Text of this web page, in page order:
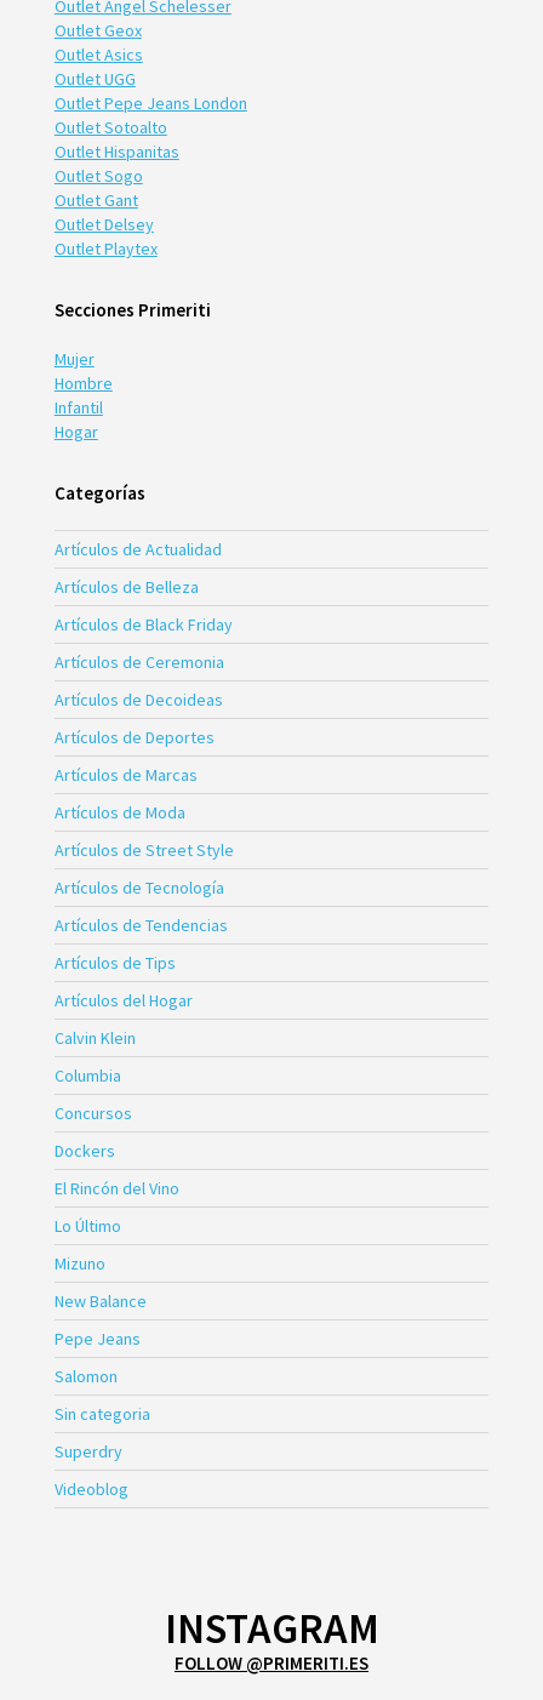
Outlet Angel Schelesser
Outlet Geox
Outlet Asics
Outlet UGG
Outlet Pepe Jeans London
Outlet Sotoalto
Outlet Hispanitas
Outlet Sogo
Outlet Gant
Outlet Delsey
Outlet Playtex
Secciones Primeriti
Mujer
Hombre
Infantil
Hogar
Categorías
Artículos de Actualidad
Artículos de Belleza
Artículos de Black Friday
Artículos de Ceremonia
Artículos de Decoideas
Artículos de Deportes
Artículos de Marcas
Artículos de Moda
Artículos de Street Style
Artículos de Tecnología
Artículos de Tendencias
Artículos de Tips
Artículos del Hogar
Calvin Klein
Columbia
Concursos
Dockers
El Rincón del Vino
Lo Último
Mizuno
New Balance
Pepe Jeans
Salomon
Sin categoria
Superdry
Videoblog
INSTAGRAM
FOLLOW @PRIMERITI.ES